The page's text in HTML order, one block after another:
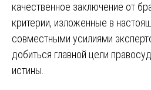
качественное заключение от
критерии, изложенные в
совместными усилиями
добиться главной цели
истины.